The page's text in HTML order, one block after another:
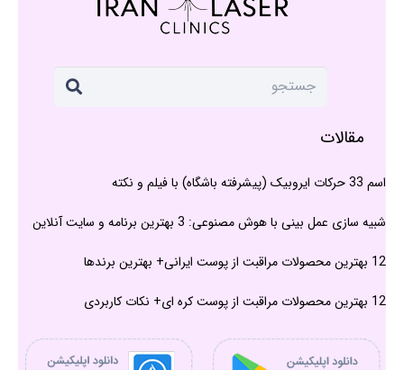
مقالات
اسم 33 حرکات ایروبیک (پیشرفته باشگاه) با فیلم و نکته
شبیه سازی عمل بینی با هوش مصنوعی: 3 بهترین برنامه و سایت آنلاین
12 بهترین محصولات مراقبت از پوست ایرانی+ بهترین برندها
12 بهترین محصولات مراقبت از پوست کره ای+ نکات کاربردی